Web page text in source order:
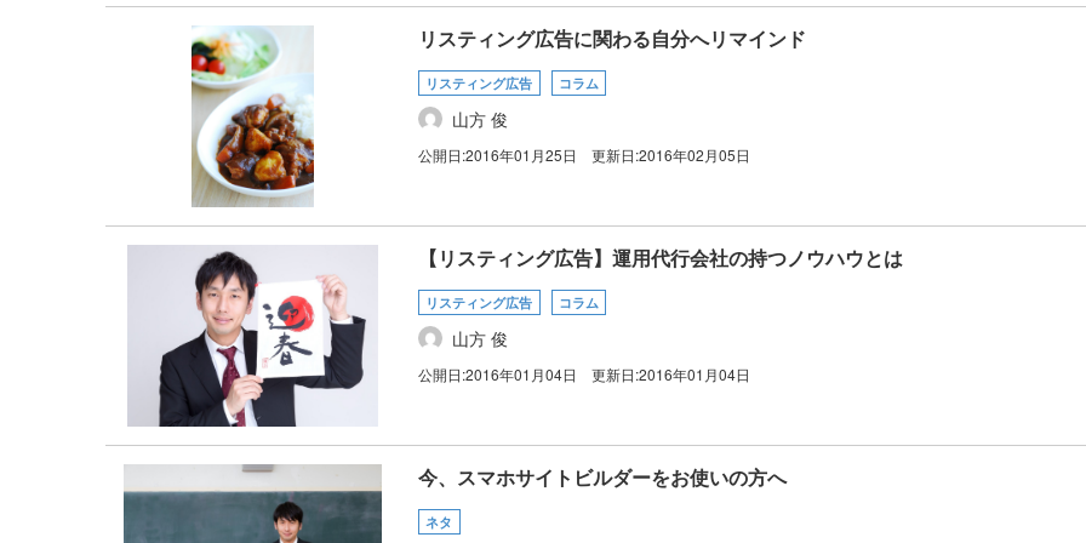
リスティング広告に関わる自分へリマインド
リスティング広告 コラム
山方 俊
公開日:2016年01月25日 更新日:2016年02月05日
【リスティング広告】運用代行会社の持つノウハウとは
リスティング広告 コラム
山方 俊
公開日:2016年01月04日 更新日:2016年01月04日
今、スマホサイトビルダーをお使いの方へ
ネタ